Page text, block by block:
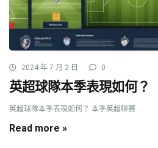
2024 年 7 月 2 日 0
英超球隊本季表現如何？
英超球隊本季表現如何？ 本季英超聯賽 ...
Read more »